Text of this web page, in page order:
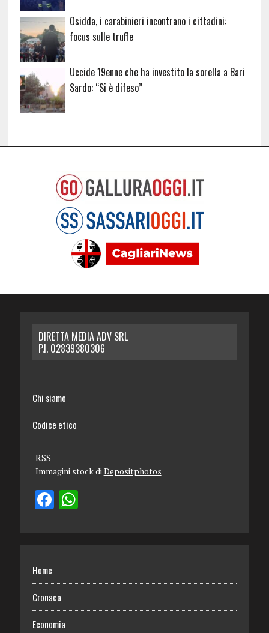
Osidda, i carabinieri incontrano i cittadini:
focus sulle truffe
Uccide 19enne che ha investito la sorella a Bari
Sardo: “Si è difeso”
DIRETTA MEDIA ADV SRL
P.I. 02839380306
Chi siamo
Codice etico
RSS
Immagini stock di Depositphotos
Home
Cronaca
Economia